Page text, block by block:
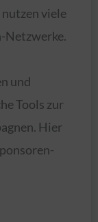
nutzen viele
Netzwerke.
und
Tools zur
Hier